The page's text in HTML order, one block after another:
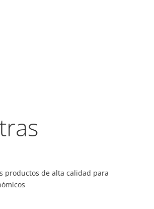
productos de alta calidad para